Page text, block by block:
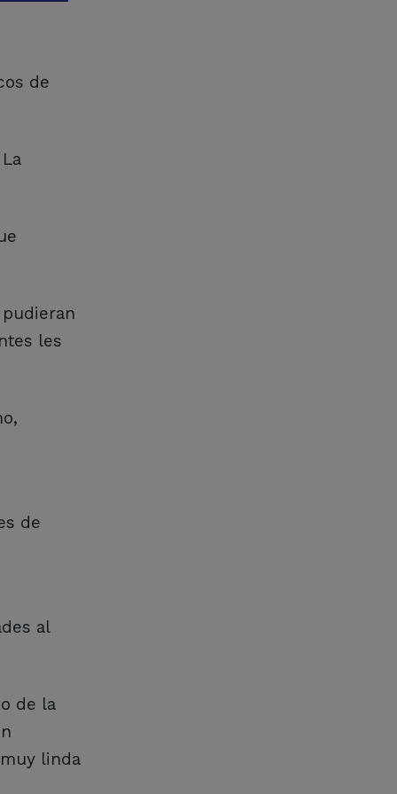
de
les
de
al
de la
linda